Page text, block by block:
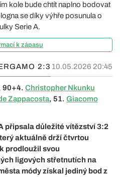
kole bude chtít naplno bodovat
se díky výhře posunula o
Serie A.
k zápasu
2:3 10.05.2026 20:45
90+4. Christopher Nkunku
Zappacosta, 51. Giacomo
připsala důležité vítězství 3:2
aktuálně drží čtvrtou
prodloužil svou
ligových střetnutích na
módy získal jediný bod z